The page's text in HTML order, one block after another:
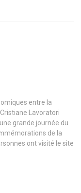
entre la
Lavoratori
grande journée du
de la
ont visité le site